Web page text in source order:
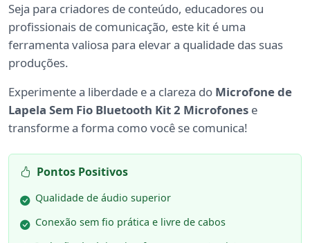
Seja para criadores de conteúdo, educadores ou
profissionais de comunicação, este kit é uma
ferramenta valiosa para elevar a qualidade das suas
produções.
Experimente a liberdade e a clareza do Microfone de
Lapela Sem Fio Bluetooth Kit 2 Microfones e
transforme a forma como você se comunica!
Pontos Positivos
Qualidade de áudio superior
Conexão sem fio prática e livre de cabos